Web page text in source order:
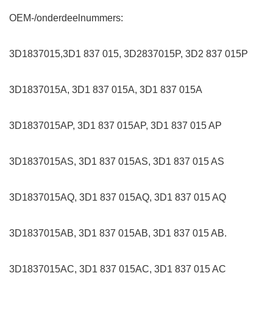
OEM-/onderdeelnummers:
3D1837015,3D1 837 015, 3D2837015P, 3D2 837 015P
3D1837015A, 3D1 837 015A, 3D1 837 015A
3D1837015AP, 3D1 837 015AP, 3D1 837 015 AP
3D1837015AS, 3D1 837 015AS, 3D1 837 015 AS
3D1837015AQ, 3D1 837 015AQ, 3D1 837 015 AQ
3D1837015AB, 3D1 837 015AB, 3D1 837 015 AB.
3D1837015AC, 3D1 837 015AC, 3D1 837 015 AC